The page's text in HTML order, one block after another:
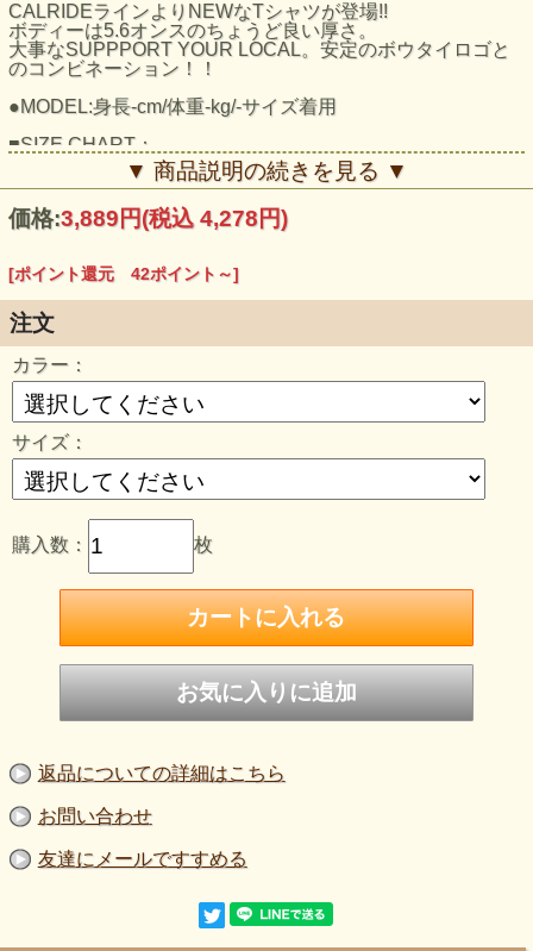
CALRIDEラインよりNEWなTシャツが登場!!
ボディーは5.6オンスのちょうど良い厚さ。
大事なSUPPPORT YOUR LOCAL。安定のボウタイロゴと
のコンビネーション！！
●MODEL:身長-cm/体重-kg/-サイズ着用
■SIZE CHART：
Sサイズ/着丈66/身幅49/肩幅44/袖丈19
Mサイズ/着丈70/身幅52/肩幅47/袖丈20
Lサイズ/着丈74/身幅55/肩幅50/袖丈22
XLサイズ/着丈78/身幅58/肩幅53/袖丈24
▼ 商品説明の続きを見る ▼
価格:3,889円(税込 4,278円)
[ポイント還元 42ポイント～]
注文
カラー：
サイズ：
購入数： 枚
返品についての詳細はこちら
お問い合わせ
友達にメールですすめる